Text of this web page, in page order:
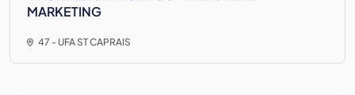
MARKETING
47 - UFA ST CAPRAIS